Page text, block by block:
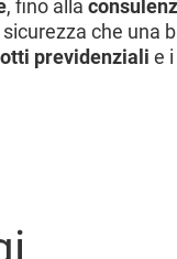
, fino alla
che una
previdenziali e